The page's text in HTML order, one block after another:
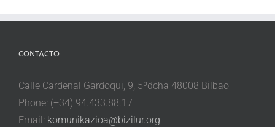
CONTACTO
Calle Cardenal Gardoqui, 9, 5ºdcha 48008 Bilbao
Phone: (+34) 94.433.88.17
Email: komunikazioa@bizilur.org